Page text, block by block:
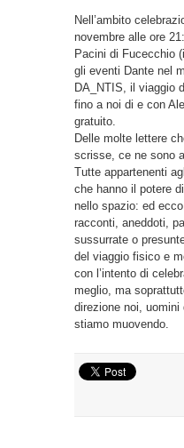
Nell’ambito
novembre alle ore
Pacini di Fucecchio
gli eventi Dante nel
DA_NTIS, il viaggio
fino a noi di e con
gratuito.
Delle molte lettere
scrisse, ce ne sono
Tutte appartenenti
che hanno il potere
nello spazio: ed
racconti, aneddoti,
sussurrate o
del viaggio fisico e
con l’intento di
meglio, ma
direzione noi,
stiamo muovendo.